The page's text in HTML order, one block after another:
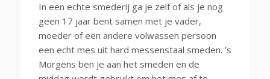
In een echte smederij ga je zelf of als je nog
geen 17 jaar bent samen met je vader,
moeder of een andere volwassen persoon
een echt mes uit hard messenstaal smeden. ’s
Morgens ben je aan het smeden en de